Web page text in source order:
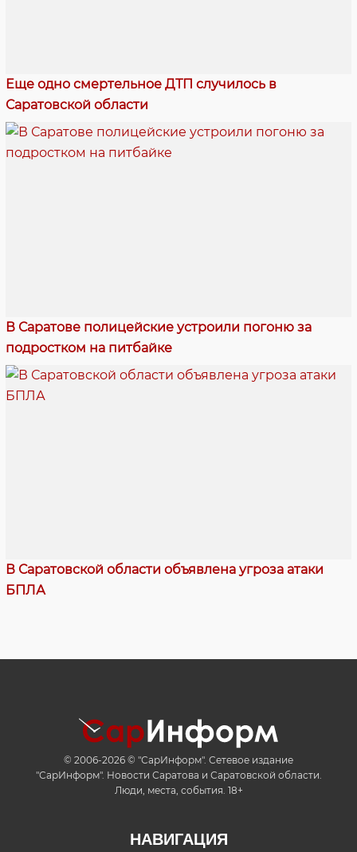
Еще одно смертельное ДТП случилось в
Саратовской области
В Саратове полицейские устроили погоню за
подростком на питбайке
В Саратовской области объявлена угроза атаки
БПЛА
© 2006-2026 © "СарИнформ". Сетевое издание
"СарИнформ". Новости Саратова и Саратовской области.
Люди, места, события. 18+
НАВИГАЦИЯ